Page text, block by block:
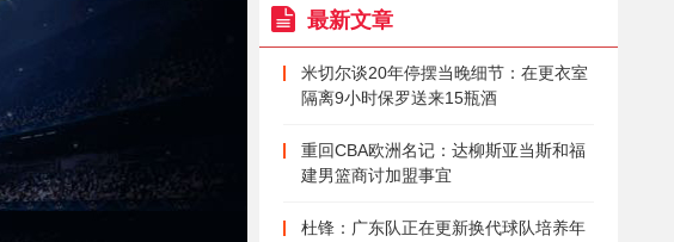
最新文章
米切尔谈20年停摆当晚细节：在更衣室
隔离9小时保罗送来15瓶酒
重回CBA欧洲名记：达柳斯亚当斯和福
建男篮商讨加盟事宜
杜锋：广东队正在更新换代球队培养年